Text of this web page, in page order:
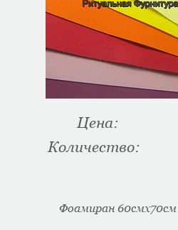
Цена:
Количество:
Фоамиран